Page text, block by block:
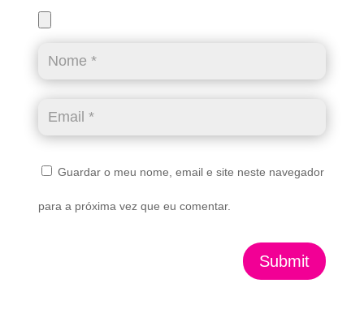
Guardar o meu nome, email e site neste navegador
para a próxima vez que eu comentar.
Submit